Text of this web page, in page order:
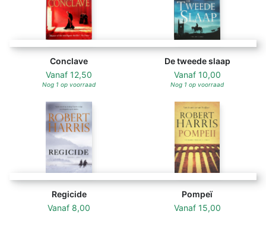
Conclave
Vanaf 12,50
Nog 1 op voorraad
De tweede slaap
Vanaf 10,00
Nog 1 op voorraad
Regicide
Vanaf 8,00
Pompeï
Vanaf 15,00